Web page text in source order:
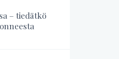
– tiedätkö